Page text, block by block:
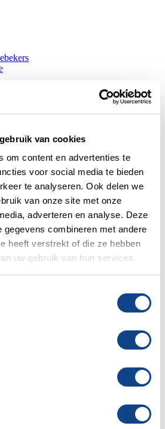
van cookies
om content en advertenties te
voor social media te bieden
te analyseren. Ook delen we
van onze site met onze
adverteren en analyse. Deze
gegevens combineren met andere
heeft verstrekt of die ze hebben
uw gebruik van hun services.
leeg.